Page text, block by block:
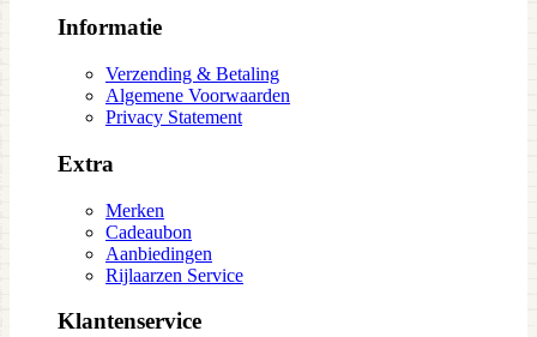
Informatie
Verzending & Betaling
Algemene Voorwaarden
Privacy Statement
Extra
Merken
Cadeaubon
Aanbiedingen
Rijlaarzen Service
Klantenservice